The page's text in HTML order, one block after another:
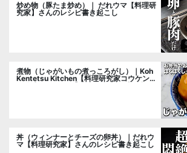
炒め物（豚たま炒め）｜ だれウマ【料理研
究家】さんのレシピ書き起こし
煮物（じゃがいもの煮っころがし）｜Koh
Kentetsu Kitchen【料理研究家コウケンテ
丼（ウィンナーとチーズの卵丼）｜だれウ
マ【料理研究家】さんのレシピ書き起こし